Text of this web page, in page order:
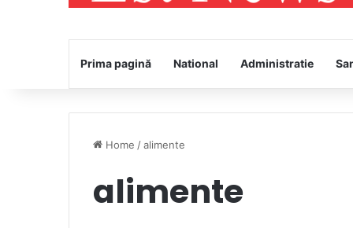
Prima pagină National Administratie
Home /alimente
alimente